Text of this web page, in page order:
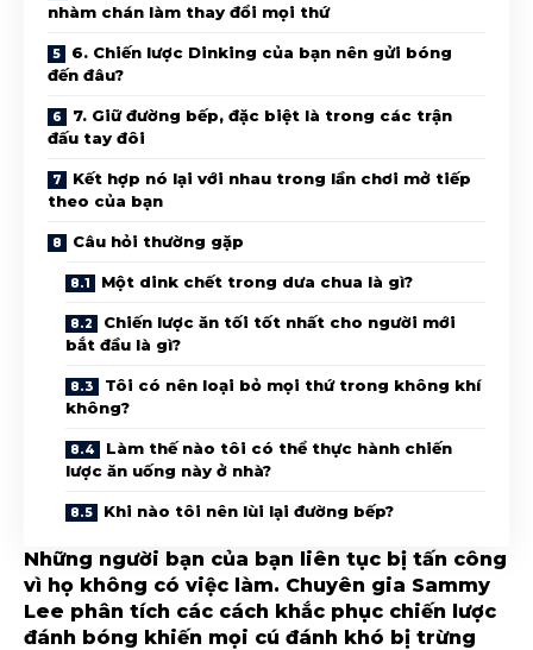
nhàm chán làm thay đổi mọi thứ
6. Chiến lược Dinking của bạn nên gửi bóng
đến đâu?
7. Giữ đường bếp, đặc biệt là trong các trận
đấu tay đôi
Kết hợp nó lại với nhau trong lần chơi mở tiếp
theo của bạn
Câu hỏi thường gặp
Một dink chết trong dưa chua là gì?
Chiến lược ăn tối tốt nhất cho người mới
bắt đầu là gì?
Tôi có nên loại bỏ mọi thứ trong không khí
không?
Làm thế nào tôi có thể thực hành chiến
lược ăn uống này ở nhà?
Khi nào tôi nên lùi lại đường bếp?
Những người bạn của bạn liên tục bị tấn công
vì họ không có việc làm. Chuyên gia Sammy
Lee phân tích các cách khắc phục chiến lược
đánh bóng khiến mọi cú đánh khó bị trừng